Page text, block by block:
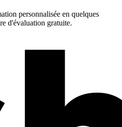
personnalisée en quelques
d'évaluation gratuite.